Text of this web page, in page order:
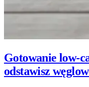
Gotowanie low-
odstawisz